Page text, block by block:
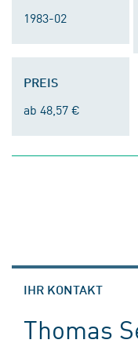
1983-02
PREIS
ab 48,57 €
IHR KONTAKT
Thomas